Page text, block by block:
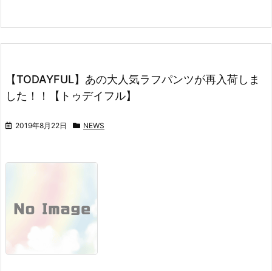
【TODAYFUL】あの大人気ラフパンツが再入荷しま
した！！【トゥデイフル】
2019年8月22日 NEWS